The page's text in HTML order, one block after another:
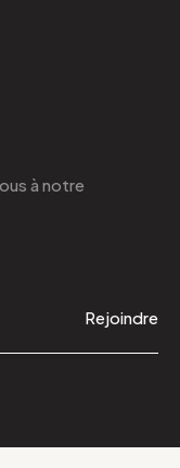
à notre
Rejoindre